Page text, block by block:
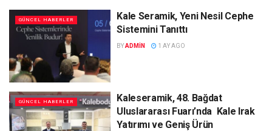
GÜNCEL HABERLER
Kale Seramik, Yeni Nesil Cephe
Sistemini Tanıttı
BYADMIN 1 AY AGO
GÜNCEL HABERLER
Kaleseramik, 48. Bağdat
Uluslararası Fuarı’nda Kale Irak
Yatırımı ve Geniş Ürün